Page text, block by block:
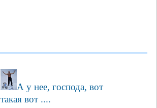
А у нее, господа, вот
такая вот ....